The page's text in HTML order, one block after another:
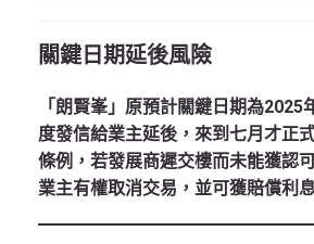
關鍵日期延後風險
「朗賢峯」原預計關鍵日期為2025
度發信給業主延後，來到七月才正
條例，若發展商遲交樓而未能獲認
業主有權取消交易，並可獲賠償利